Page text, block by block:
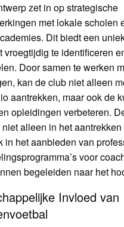
zet in op strategische
met lokale scholen
Dit biedt een
vroegtijdig te identificeren
Door samen te werken
kan de club niet alleen
aantrekken, maar ook de
opleidingen verbeteren.
alleen in het aantrekken
in het aanbieden van
voor
begeleiden naar het
Invloed van